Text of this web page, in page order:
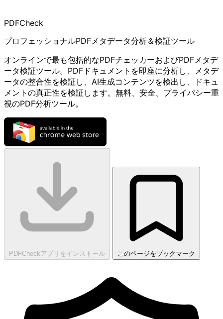
PDFCheck
プロフェッショナルPDFメタデータ分析＆検証ツール
オンラインで最も包括的なPDFチェッカーおよびPDFメタデ
ータ検証ツール。PDFドキュメントを即座に分析し、メタデ
ータの整合性を検証し、AI生成コンテンツを検出し、ドキュ
メントの真正性を検証します。無料、安全、プライバシー重
視のPDF分析ツール。
PDFCheckアプリをインストール このページをブックマーク